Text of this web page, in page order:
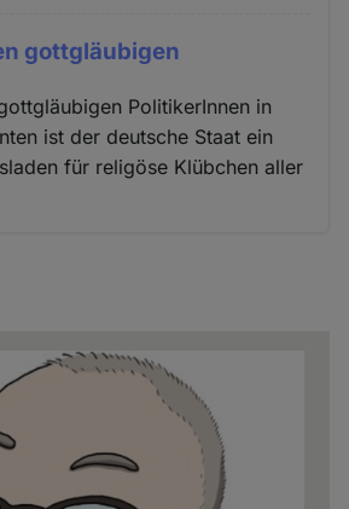
gottgläubigen
PolitikerInnen in
ist der deutsche Staat ein
für religöse Klübchen aller